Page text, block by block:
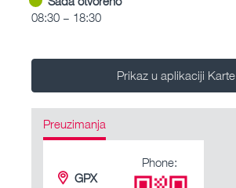
08:30 – 18:30
Prikaz u aplikaciji Karte
Preuzimanja
GPX
Phone: